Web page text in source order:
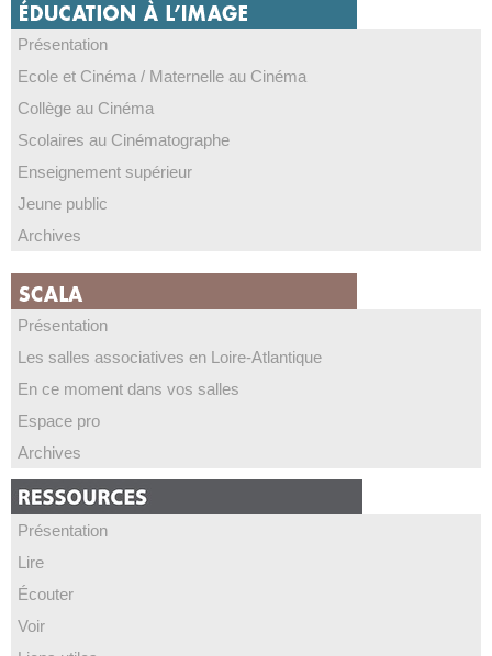
Présentation
Ecole et Cinéma / Maternelle au Cinéma
Collège au Cinéma
Scolaires au Cinématographe
Enseignement supérieur
Jeune public
Archives
Présentation
Les salles associatives en Loire-Atlantique
En ce moment dans vos salles
Espace pro
Archives
Présentation
Lire
Écouter
Voir